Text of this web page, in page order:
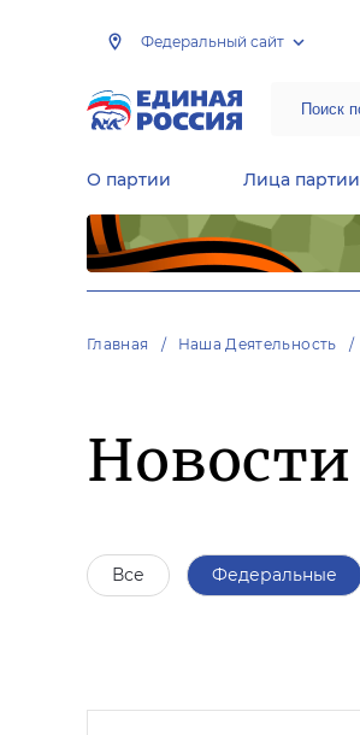
Федеральный сайт
О партии Лица партии
Главная Наша Деятельность
Новости
Все Федеральные